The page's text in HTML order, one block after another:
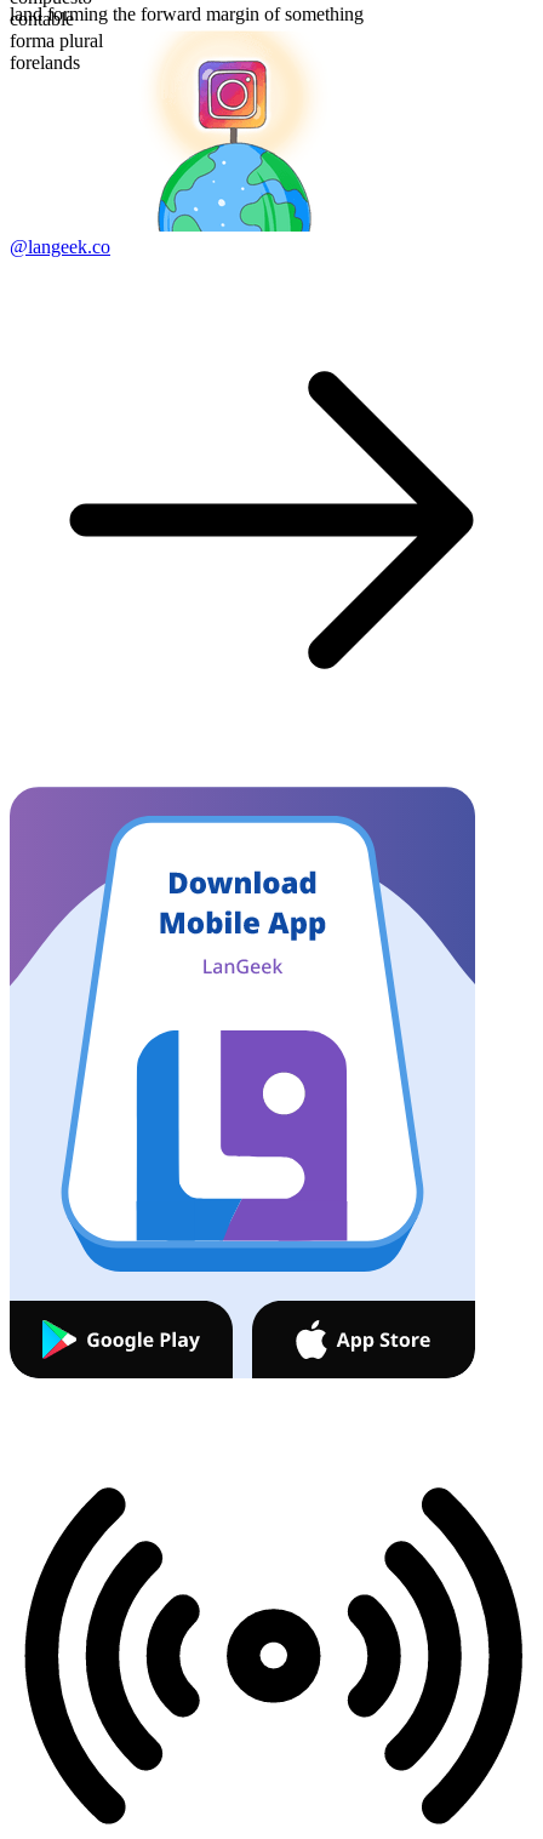
contable
forma plural
forelands
land forming the forward margin of something
@langeek.co